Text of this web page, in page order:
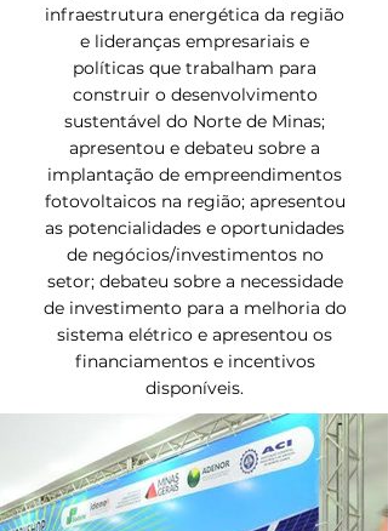
infraestrutura energética da região
e lideranças empresariais e
políticas que trabalham para
construir o desenvolvimento
sustentável do Norte de Minas;
apresentou e debateu sobre a
implantação de empreendimentos
fotovoltaicos na região; apresentou
as potencialidades e oportunidades
de negócios/investimentos no
setor; debateu sobre a necessidade
de investimento para a melhoria do
sistema elétrico e apresentou os
financiamentos e incentivos
disponíveis.